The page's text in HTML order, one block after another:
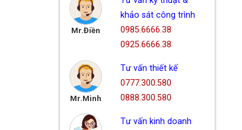
Mr.Điền
khảo sát công trình
0985.6666.38
0925.6666.38
Mr.Minh
Tư vấn thiết kế
0777.300.580
0888.300.580
Tư vấn kinh doanh